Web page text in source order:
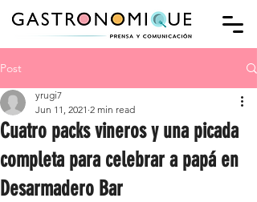
Post
Cuatro packs vineros y una picada
completa para celebrar a papá en
Desarmadero Bar
yrugi7
Jun 11, 2021 2 min read